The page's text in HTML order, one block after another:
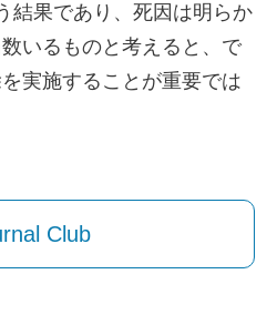
結果であり、死因は明らか
いるものと考えると、で
実施することが重要では
Club